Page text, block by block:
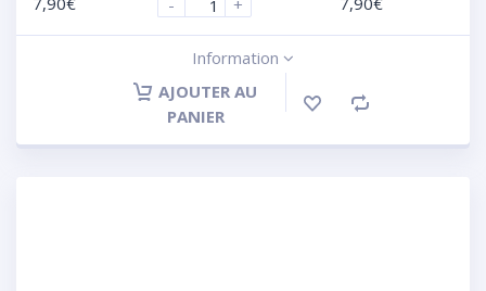
-
+
Information
AJOUTER AU
PANIER